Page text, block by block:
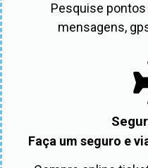
Pesquise
mensagens,
Faça um seguro e